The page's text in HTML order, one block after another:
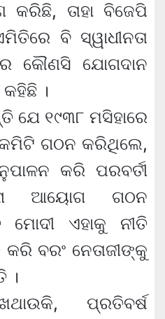
କରିଛି, ତାହା ବିଜେପି
ବି ସ୍ୱାଧୀନତା
କୌଣସି ଯୋଗଦାନ
।
ଯେ ୧୯୩୮ ମସିହାରେ
କମିଟି ଗଠନ କରିଥିଲେ,
କରି ପରବର୍ତୀ
ଆୟୋଗ ଗଠନ
ଏହାକୁ ନୀତି
ବରଂ ନେତାଜୀଙ୍କୁ
।
ପ୍ରତିବର୍ଷ